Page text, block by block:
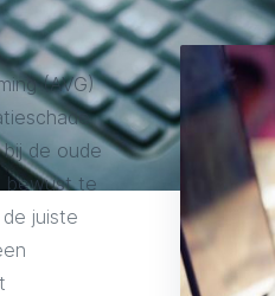
(AVG)
de oude
bewust te
juiste